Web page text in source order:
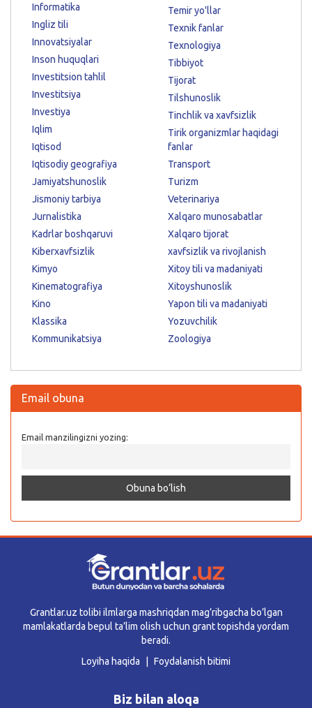
Informatika
Ingliz tili
Innovatsiyalar
Inson huquqlari
Investitsion tahlil
Investitsiya
Investiya
Iqlim
Iqtisod
Iqtisodiy geografiya
Jamiyatshunoslik
Jismoniy tarbiya
Jurnalistika
Kadrlar boshqaruvi
Kiberxavfsizlik
Kimyo
Kinematografiya
Kino
Klassika
Kommunikatsiya
Temir yo'llar
Texnik fanlar
Texnologiya
Tibbiyot
Tijorat
Tilshunoslik
Tinchlik va xavfsizlik
Tirik organizmlar haqidagi
fanlar
Transport
Turizm
Veterinariya
Xalqaro munosabatlar
Xalqaro tijorat
xavfsizlik va rivojlanish
Xitoy tili va madaniyati
Xitoyshunoslik
Yapon tili va madaniyati
Yozuvchilik
Zoologiya
Email obuna
Email manzilingizni yozing:
Grantlar.uz tolibi ilmlarga mashriqdan mag’ribgacha bo’lgan
mamlakatlarda bepul ta’lim olish uchun grant topishda yordam
beradi.
Loyiha haqida
Foydalanish bitimi
Biz bilan aloqa